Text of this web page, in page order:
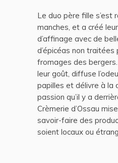
Le duo père fille s’est
manches, et a créé
d’affinage avec de
d’épicéas non traitées
fromages des
leur goût, diffuse
papilles et délivre à la
passion qu’il y a
Crèmerie d’Ossau
savoir-faire des
soient locaux ou